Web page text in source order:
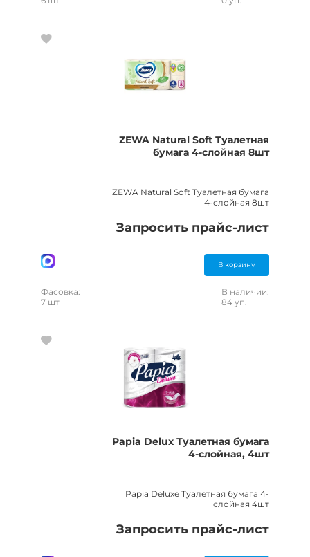
ZEWA Natural Soft Туалетная
бумага 4-cлойная 8шт
ZEWA Natural Soft Туалетная бумага
4-cлойная 8шт
Запросить прайс-лист
В корзину
Фасовка:
7 шт
В наличии:
84 уп.
Papia Delux Туалетная бумага
4-слойная, 4шт
Papia Deluxe Туалетная бумага 4-
слойная 4шт
Запросить прайс-лист